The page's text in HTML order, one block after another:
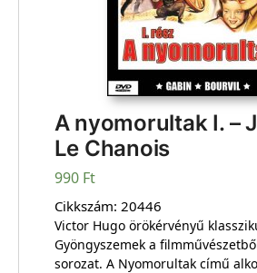
A nyomorultak I. –
Le Chanois
990 Ft
Cikkszám: 20446
Victor Hugo örökérvényű
Gyöngyszemek a
sorozat. A Nyomorultak című